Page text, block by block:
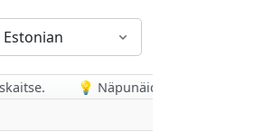
Estonian
💡 Näpunäide: Vaadake oma